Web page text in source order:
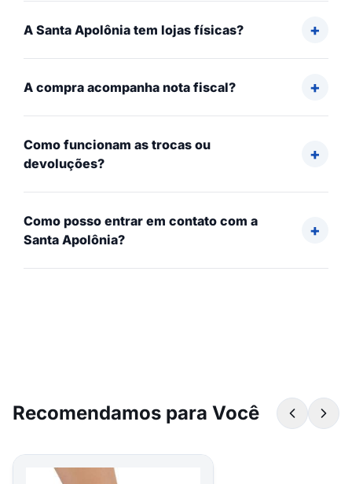
A Santa Apolônia tem lojas físicas?
A compra acompanha nota fiscal?
Como funcionam as trocas ou
devoluções?
Como posso entrar em contato com a
Santa Apolônia?
Recomendamos para Você